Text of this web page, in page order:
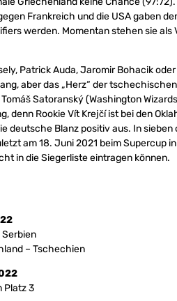
Frankreich und die USA gaben
werden. Momentan stehen sie
Patrick Auda, Jaromir Bohacik
aber das „Herz“ der
Satoranský (Washington
denn Rookie Vít Krejčí ist bei den
deutsche Blanz positiv aus. In
am 18. Juni 2021 beim Supercup
in die Siegerliste eintragen können.
– Tschechien
Platz 3